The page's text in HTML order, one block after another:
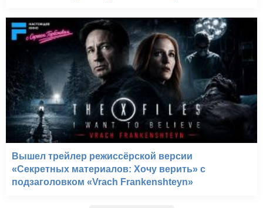
Вышел трейлер режиссёрской версии
«Секретных материалов: Хочу верить» с
подзаголовком «Vrach Frankenshteyn»